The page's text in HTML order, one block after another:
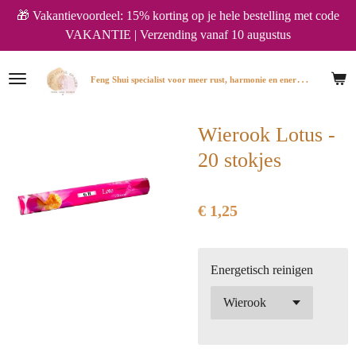
Ga
naar
de
hoofdinhoud
F
eng Shui specialist voor meer rust, harmonie en energie in huis.
🎁 Vakantievoordeel: 15% korting op je hele bestelling met code
VAKANTIE | Verzending vanaf 10 augustus
Wierook Lotus -
20 stokjes
€ 1,25
Energetisch reinigen